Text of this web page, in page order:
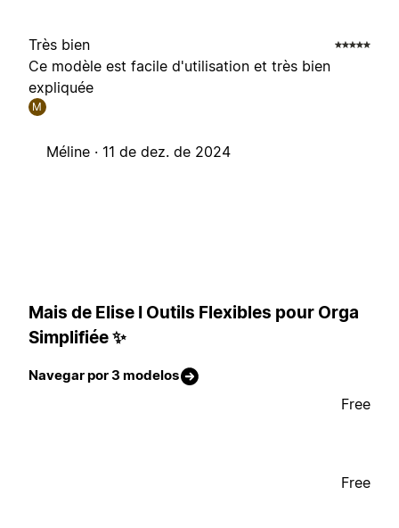
Très bien
Ce modèle est facile d'utilisation et très bien
expliquée
M
Méline · 11 de dez. de 2024
Mais de Elise I Outils Flexibles pour Orga
Simplifiée ✨
Navegar por 3 modelos
Free
Free